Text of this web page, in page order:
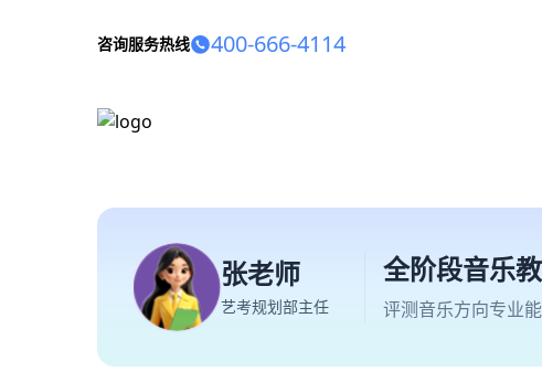
咨询服务热线 400-666-4114
张老师
艺考规划部主任
全阶段音乐
评测音乐方向专业